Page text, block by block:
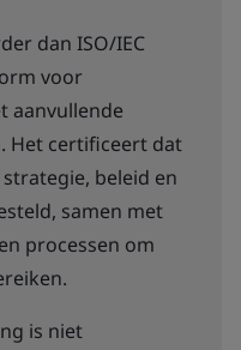
dan ISO/IEC
voor
aanvullende
Het certificeert dat
beleid en
samen met
processen om
is niet